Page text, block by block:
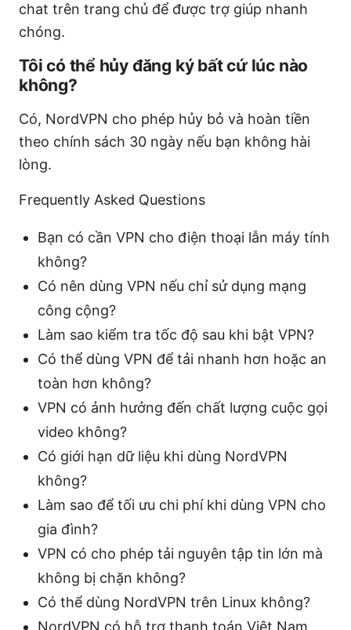
chat trên trang chủ để được trợ giúp nhanh
chóng.
Tôi có thể hủy đăng ký bất cứ lúc nào
không?
Có, NordVPN cho phép hủy bỏ và hoàn tiền
theo chính sách 30 ngày nếu bạn không hài
lòng.
Frequently Asked Questions
Bạn có cần VPN cho điện thoại lẫn máy tính
không?
Có nên dùng VPN nếu chỉ sử dụng mạng
công cộng?
Làm sao kiểm tra tốc độ sau khi bật VPN?
Có thể dùng VPN để tải nhanh hơn hoặc an
toàn hơn không?
VPN có ảnh hưởng đến chất lượng cuộc gọi
video không?
Có giới hạn dữ liệu khi dùng NordVPN
không?
Làm sao để tối ưu chi phí khi dùng VPN cho
gia đình?
VPN có cho phép tải nguyên tập tin lớn mà
không bị chặn không?
Có thể dùng NordVPN trên Linux không?
NordVPN có hỗ trợ thanh toán Việt Nam